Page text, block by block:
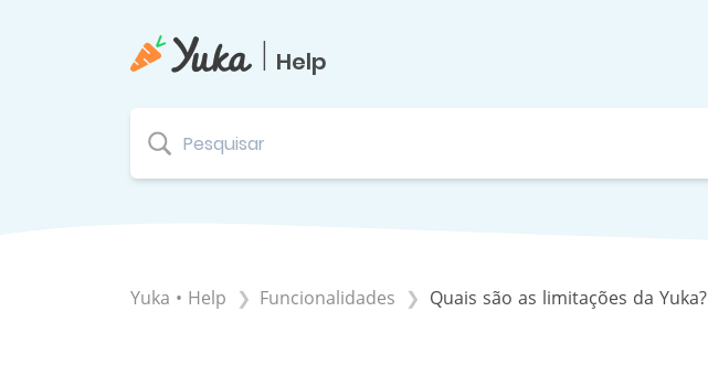
| Help
Yuka • Help ​Funcionalidades Quais são as limitações da Yuka?